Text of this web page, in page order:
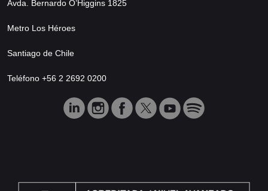
Avda. Bernardo O’Higgins 1825
Metro Los Héroes
Santiago de Chile
Teléfono +56 2 2692 0200